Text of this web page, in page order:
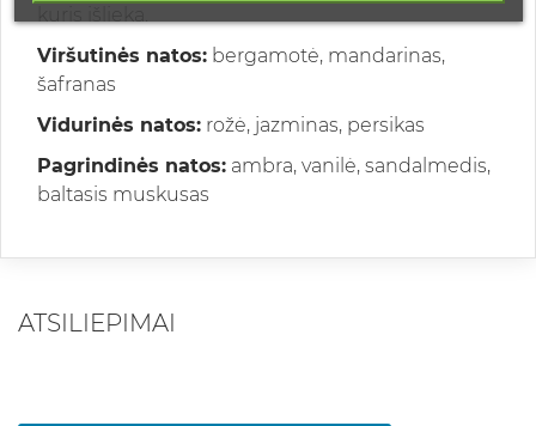
Viršutinės natos: bergamotė, mandarinas,
šafranas
Vidurinės natos: rožė, jazminas, persikas
Pagrindinės natos: ambra, vanilė, sandalmedis,
baltasis muskusas
ATSILIEPIMAI